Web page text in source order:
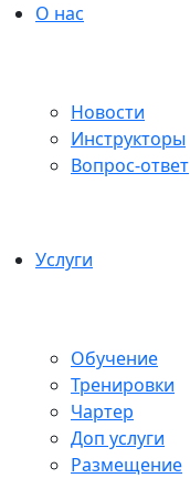
О нас
Новости
Инструкторы
Вопрос-ответ
Услуги
Обучение
Тренировки
Чартер
Доп услуги
Размещение